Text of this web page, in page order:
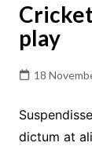
play
18
dictum at